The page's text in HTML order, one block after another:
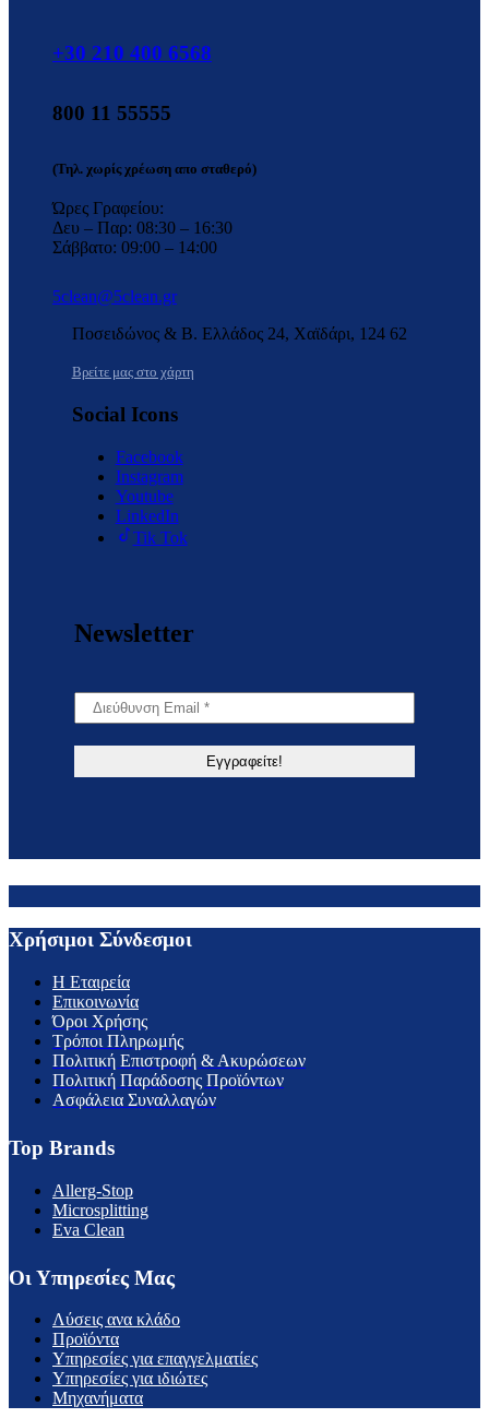
+30 210 400 6568
800 11 55555
(Τηλ. χωρίς χρέωση απο σταθερό)
Ώρες Γραφείου:
Δευ – Παρ: 08:30 – 16:30
Σάββατο: 09:00 – 14:00
5clean@5clean.gr
Ποσειδώνος & Β. Ελλάδος 24, Χαϊδάρι, 124 62
Βρείτε μας στο χάρτη
Social Icons
Facebook
Instagram
Youtube
LinkedIn
Tik Tok
Newsletter
Χρήσιμοι Σύνδεσμοι
H Εταιρεία
Επικοινωνία
Όροι Χρήσης
Τρόποι Πληρωμής
Πολιτική Επιστροφή & Ακυρώσεων
Πολιτική Παράδοσης Προϊόντων
Ασφάλεια Συναλλαγών
Top Brands
Allerg-Stop
Microsplitting
Eva Clean
Οι Υπηρεσίες Μας
Λύσεις ανα κλάδο
Προϊόντα
Υπηρεσίες για επαγγελματίες
Υπηρεσίες για ιδιώτες
Μηχανήματα